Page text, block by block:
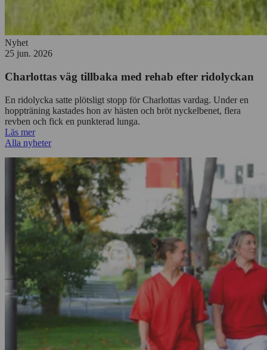
Nyhet
25 jun. 2026
Charlottas väg tillbaka med rehab efter ridolyckan
En ridolycka satte plötsligt stopp för Charlottas vardag. Under en
hoppträning kastades hon av hästen och bröt nyckelbenet, flera
revben och fick en punkterad lunga.
Läs mer
Alla nyheter